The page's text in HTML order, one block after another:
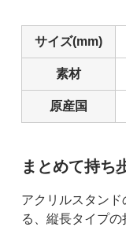
サイズ(mm)
素材
原産国
まとめて持ち
アクリルスタン
る、縦長タイプの